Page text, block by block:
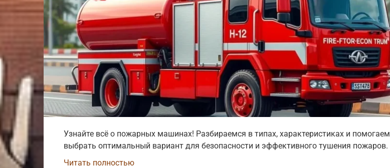
Узнайте всё о пожарных машинах! Разбираемся в типах, характеристиках и помогаем
выбрать оптимальный вариант для безопасности и эффективного тушения пожаров.
Читать полностью